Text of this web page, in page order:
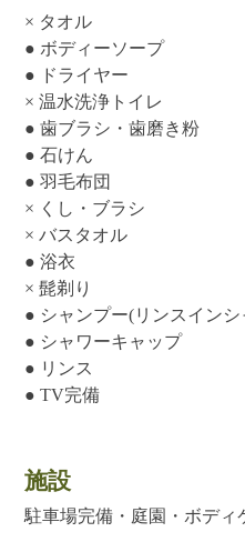
× タオル
● ボディーソープ
● ドライヤー
× 温水洗浄トイレ
● 歯ブラシ・歯磨き粉
● 石けん
● 羽毛布団
× くし・ブラシ
× バスタオル
● 浴衣
× 髭剃り
● シャンプー(リンスイン
● シャワーキャップ
● リンス
● TV完備
施設
駐車場完備・庭園・ボディ